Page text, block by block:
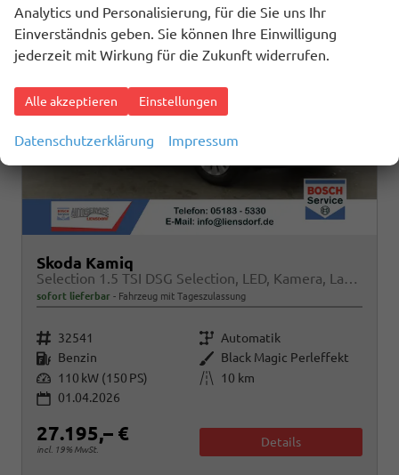
Skoda Kamiq
Selection 1.5 TSI DSG Selection, LED, Kamera, Ladeboden, Winter
sofort lieferbar Fahrzeug mit Tageszulassung
Fahrzeugnr. 32541 Getriebe Automatik
Kraftstoff Benzin Außenfarbe Black Magic Perleffekt
Leistung 110 kW (150 PS) Kilometerstand
10 km
01.04.2026
27.195,– €
incl. 19% MwSt.
Details
Analytics und Personalisierung, für die Sie uns Ihr
Einverständnis geben. Sie können Ihre Einwilligung
jederzeit mit Wirkung für die Zukunft widerrufen.
Alle akzeptieren Einstellungen
Datenschutzerklärung Impressum